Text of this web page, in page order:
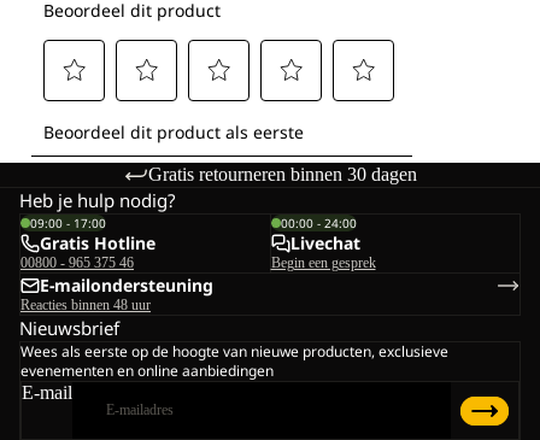
Gratis retourneren binnen 30 dagen
Heb je hulp nodig?
09:00 - 17:00
Gratis Hotline
00800 - 965 375 46
00:00 - 24:00
Livechat
Begin een gesprek
E-mailondersteuning
Reacties binnen 48 uur
Nieuwsbrief
Wees als eerste op de hoogte van nieuwe producten, exclusieve
evenementen en online aanbiedingen
E-mail